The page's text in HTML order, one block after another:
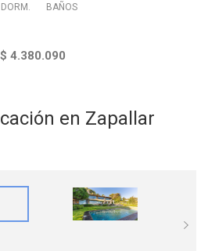
DORM. BAÑOS
4.380.090
en Zapallar